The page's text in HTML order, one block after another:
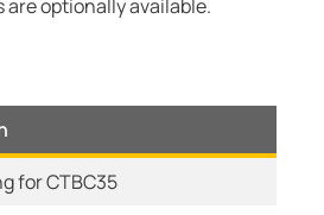
are optionally available.
for CTBC35